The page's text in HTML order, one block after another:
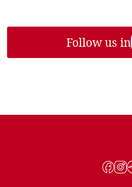
Follow us in